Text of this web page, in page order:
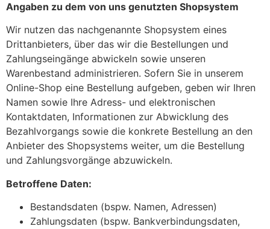
Angaben zu dem von uns genutzten Shopsystem
Wir nutzen das nachgenannte Shopsystem eines
Drittanbieters, über das wir die Bestellungen und
Zahlungseingänge abwickeln sowie unseren
Warenbestand administrieren. Sofern Sie in unserem
Online-Shop eine Bestellung aufgeben, geben wir Ihren
Namen sowie Ihre Adress- und elektronischen
Kontaktdaten, Informationen zur Abwicklung des
Bezahlvorgangs sowie die konkrete Bestellung an den
Anbieter des Shopsystems weiter, um die Bestellung
und Zahlungsvorgänge abzuwickeln.
Betroffene Daten:
Bestandsdaten (bspw. Namen, Adressen)
Zahlungsdaten (bspw. Bankverbindungsdaten,